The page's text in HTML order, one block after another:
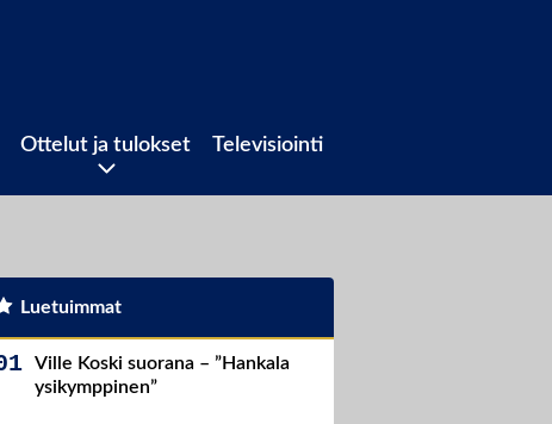
Ottelut ja tulokset Televisiointi
Luetuimmat
Ville Koski suorana – ”Hankala
ysikymppinen”